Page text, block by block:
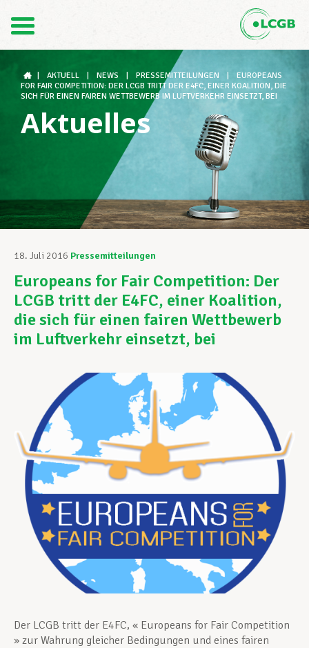
FR
Der LCGB
Gewerkschaftsstrukturen
Unterstützung im Arbeitsalltag
Ihre Rechte
Unterstützung im Privatleben
Berufliche Weiterentwicklung
Mitglied werden
Aktuell
AKTUELL NEWS PRESSEMITTEILUNGEN
EUROPEANS
FOR FAIR COMPETITION: DER LCGB TRITT DER E4FC, EINER KOALITION, DIE
SICH FÜR EINEN FAIREN WETTBEWERB IM LUFTVERKEHR EINSETZT, BEI
Aktuelles
18. Juli 2016 Pressemitteilungen
Europeans for Fair Competition: Der
LCGB tritt der E4FC, einer Koalition,
die sich für einen fairen Wettbewerb
im Luftverkehr einsetzt, bei
Der LCGB tritt der E4FC, « Europeans for Fair Competition
» zur Wahrung gleicher Bedingungen und eines fairen